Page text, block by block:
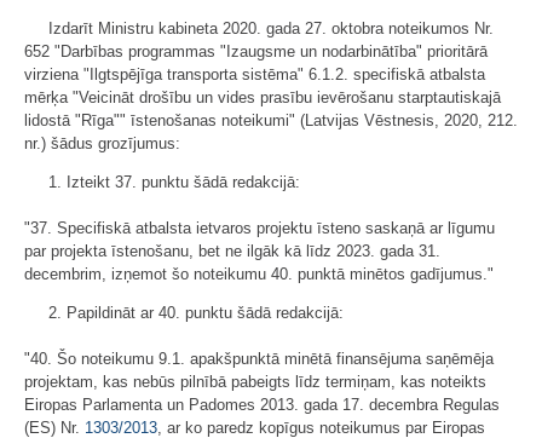
Izdarīt Ministru kabineta 2020. gada 27. oktobra noteikumos Nr.
652 "Darbības programmas "Izaugsme un nodarbinātība" prioritārā
virziena "Ilgtspējīga transporta sistēma" 6.1.2. specifiskā atbalsta
mērķa "Veicināt drošību un vides prasību ievērošanu starptautiskajā
lidostā "Rīga"" īstenošanas noteikumi" (Latvijas Vēstnesis, 2020, 212.
nr.) šādus grozījumus:
1. Izteikt 37. punktu šādā redakcijā:
"37. Specifiskā atbalsta ietvaros projektu īsteno saskaņā ar līgumu
par projekta īstenošanu, bet ne ilgāk kā līdz 2023. gada 31.
decembrim, izņemot šo noteikumu 40. punktā minētos gadījumus."
2. Papildināt ar 40. punktu šādā redakcijā:
"40. Šo noteikumu 9.1. apakšpunktā minētā finansējuma saņēmēja
projektam, kas nebūs pilnībā pabeigts līdz termiņam, kas noteikts
Eiropas Parlamenta un Padomes 2013. gada 17. decembra Regulas
(ES) Nr. 1303/2013, ar ko paredz kopīgus noteikumus par Eiropas